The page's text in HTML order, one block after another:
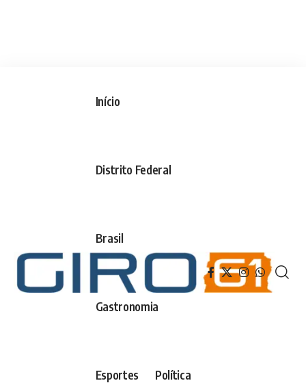
Início
Distrito Federal
Brasil
Gastronomia
Esportes Política